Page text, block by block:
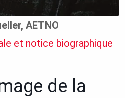
AETNO
et notice biographique
de la